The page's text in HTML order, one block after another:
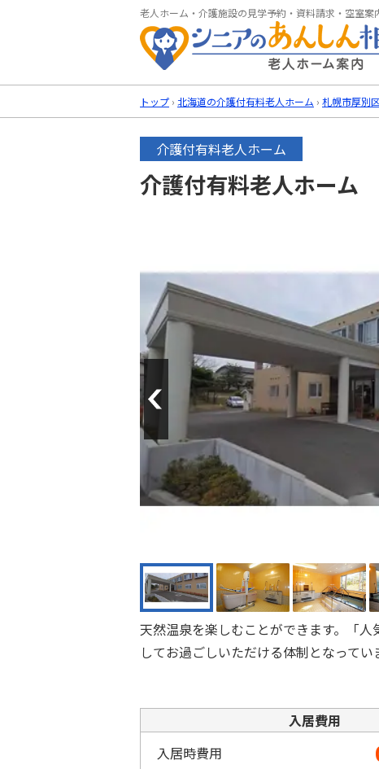
老人ホーム・介護施設の見学予約・資料請求・空室案
トップ › 北海道の介護付有料老人ホーム › 札幌市厚別
介護付有料老人ホーム
介護付有料老人ホーム
Previous
天然温泉を楽しむことができます。「
してお過ごしいただける体制となってい
入居費用
入居時費用